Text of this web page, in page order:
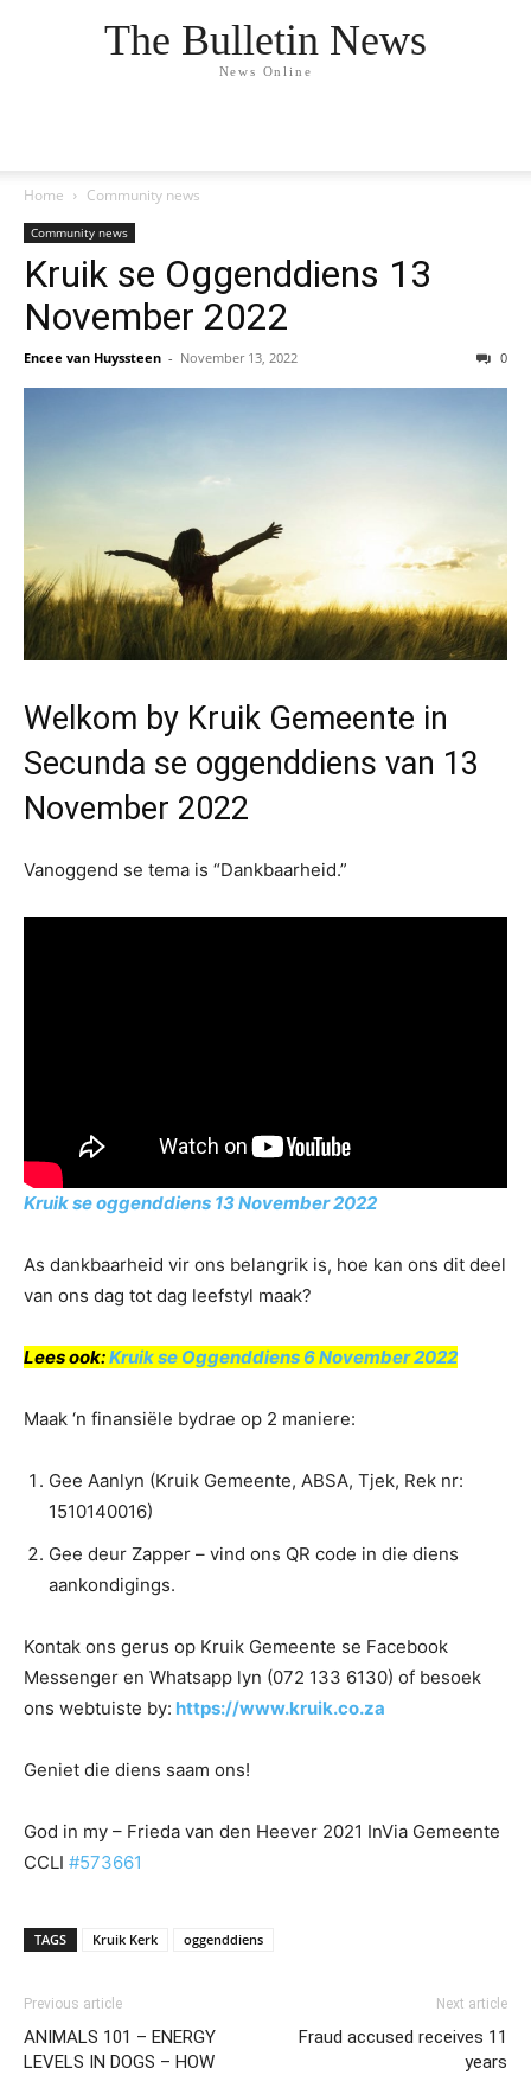
The Bulletin News
News Online
Home Community news
Community news
Kruik se Oggenddiens 13
November 2022
Encee van Huyssteen - November 13, 2022 0
Welkom by Kruik Gemeente in
Secunda se oggenddiens van 13
November 2022
Vanoggend se tema is “Dankbaarheid.”
Kruik se oggenddiens 13 November 2022
As dankbaarheid vir ons belangrik is, hoe kan ons dit deel
van ons dag tot dag leefstyl maak?
Lees ook:Kruik se Oggenddiens 6 November 2022
Maak ‘n finansiële bydrae op 2 maniere:
Gee Aanlyn (Kruik Gemeente, ABSA, Tjek, Rek nr:
1510140016)
Gee deur Zapper – vind ons QR code in die diens
aankondigings.
Kontak ons gerus op Kruik Gemeente se Facebook
Messenger en Whatsapp lyn (072 133 6130) of besoek
ons webtuiste by: https://www.kruik.co.za
Geniet die diens saam ons!
God in my – Frieda van den Heever 2021 InVia Gemeente
CCLI #573661
TAGS Kruik Kerk oggenddiens
Previous article
ANIMALS 101 – ENERGY
LEVELS IN DOGS – HOW
Next article
Fraud accused receives 11
years